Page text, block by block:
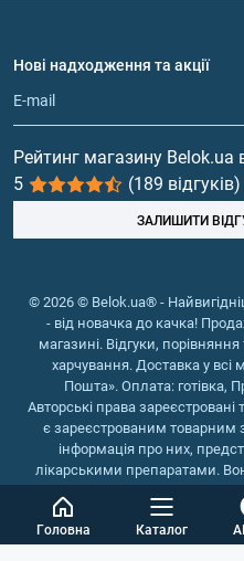
Головна Каталог
Обмін та повернення
Протеїн
Гейнери
Вітаміни та мінерали
Риб'ячий жир, жирні кислоти
Нові надходження та акції
Рейтинг магазину Belok.ua
5
(189 відгуків)
ЗАЛИШИТИ
© 2026 © Belok.ua® -
- від новачка до качка!
магазині. Відгуки,
харчування. Доставка у всі
Пошта». Оплата: готівка,
Авторські права
є зареєстрованим товарним
інформація про них,
лікарськими препаратами.
зняття симптомів
Інтернет магазин Belok.ua